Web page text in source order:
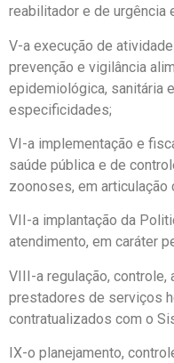
reabilitador e de urgência
V-a execução de
prevenção e vigilância
epidemiológica, sanitária
especificidades;
VI-a implementação e
saúde pública e de
zoonoses, em
VII-a implantação da
atendimento, em caráter
VIII-a regulação, controle,
prestadores de serviços
contratualizados com o
IX-o planejamento,